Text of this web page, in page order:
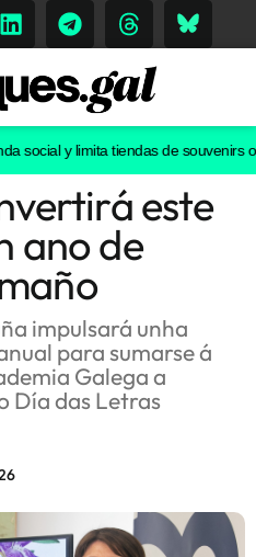
y limita tiendas de souvenirs o
este
ano de
impulsará unha
para sumarse á
Galega a
Día das Letras